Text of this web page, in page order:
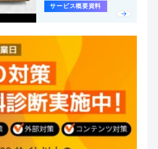
サービス概要資料